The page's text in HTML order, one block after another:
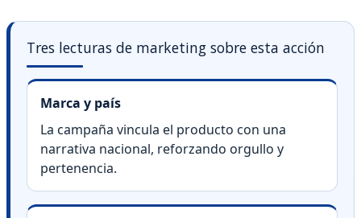
Tres lecturas de marketing sobre esta acción
Marca y país
La campaña vincula el producto con una
narrativa nacional, reforzando orgullo y
pertenencia.